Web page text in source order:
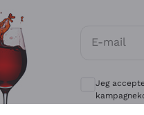
Antinori
Ca' del
E-mail
Valgfrie
Jeg